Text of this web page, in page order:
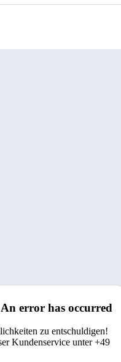
error has occurred
zu entschuldigen!
Kundenservice unter +49